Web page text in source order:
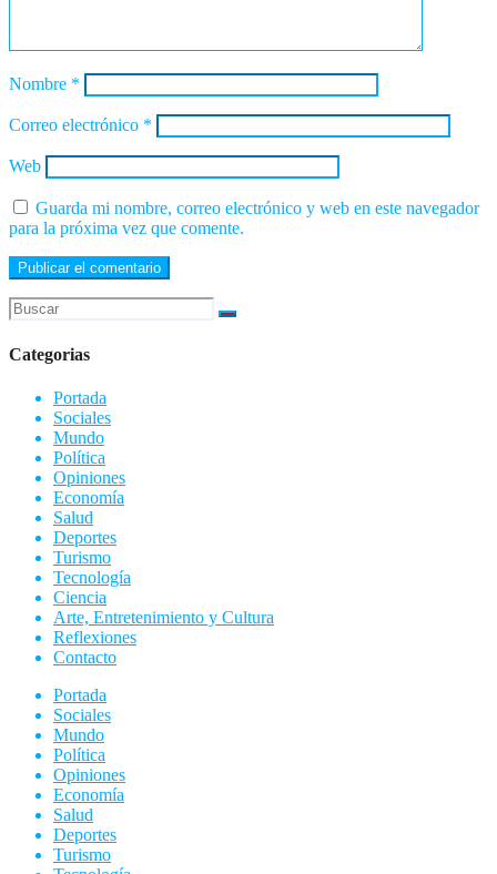
Nombre *
Correo electrónico *
Web
Guarda mi nombre, correo electrónico y web en este navegador
para la próxima vez que comente.
Categorias
Portada
Sociales
Mundo
Política
Opiniones
Economía
Salud
Deportes
Turismo
Tecnología
Ciencia
Arte, Entretenimiento y Cultura
Reflexiones
Contacto
Portada
Sociales
Mundo
Política
Opiniones
Economía
Salud
Deportes
Turismo